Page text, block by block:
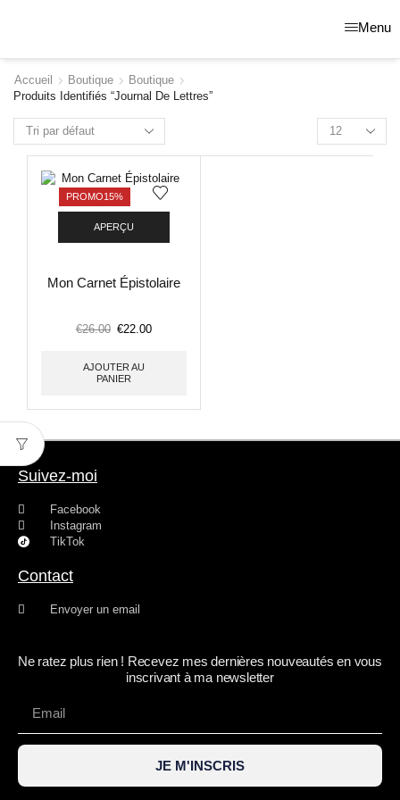
Menu
Accueil Boutique
Boutique
Produits Identifiés “journal De Lettres”
PROMO15%
APERÇU
Mon Carnet Épistolaire
€26.00 €22.00
AJOUTER AU
PANIER
Suivez-moi
Facebook
Instagram
TikTok
Contact
Envoyer un email
Ne ratez plus rien ! Recevez mes dernières nouveautés en vous
inscrivant à ma newsletter
JE M'INSCRIS